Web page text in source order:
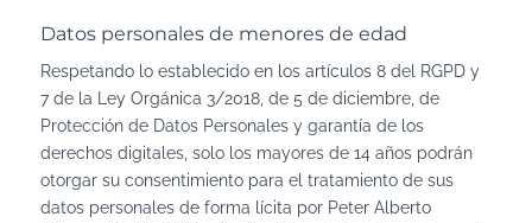
Datos personales de menores de edad
Respetando lo establecido en los artículos 8 del RGPD y
7 de la Ley Orgánica 3/2018, de 5 de diciembre, de
Protección de Datos Personales y garantía de los
derechos digitales, solo los mayores de 14 años podrán
otorgar su consentimiento para el tratamiento de sus
datos personales de forma lícita por Peter Alberto